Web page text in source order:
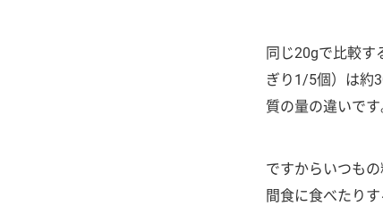
同じ20gで比較す
ぎり1/5個）は約
質の量の違いです
ですからいつも
間食に食べたり